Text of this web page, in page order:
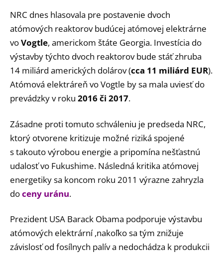
NRC dnes hlasovala pre postavenie dvoch
atómových reaktorov budúcej atómovej elektrárne
voVogtle, americkom štáte Georgia. Investícia do
výstavby týchto dvoch reaktorov bude stáť zhruba
14 miliárd amerických dolárov (cca 11 miliárd EUR).
Atómová elektráreň vo Vogtle by sa mala uviesť do
prevádzky v roku 2016 či 2017.
Zásadne proti tomuto schváleniu je predseda NRC,
ktorý otvorene kritizuje možné riziká spojené
s takouto výrobou energie a pripomína nešťastnú
udalosť vo Fukushime. Následná kritika atómovej
energetiky sa koncom roku 2011 výrazne zahryzla
doceny uránu.
Prezident USA Barack Obama podporuje výstavbu
atómových elektrární ,nakoľko sa tým znižuje
závislosť od fosílnych palív a nedochádza k produkcii